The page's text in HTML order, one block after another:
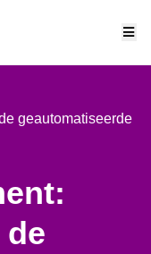
geautomatiseerde